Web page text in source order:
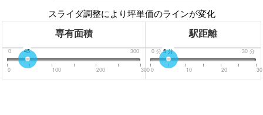
スライダ調整により坪単価のラインが変化
専有面積 駅距離
0 300
45
0 100 200 300
0 分 30 分
5分
0 10 20 30